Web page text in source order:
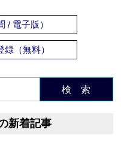
/ 電子版）
（無料）
検 索
新着記事